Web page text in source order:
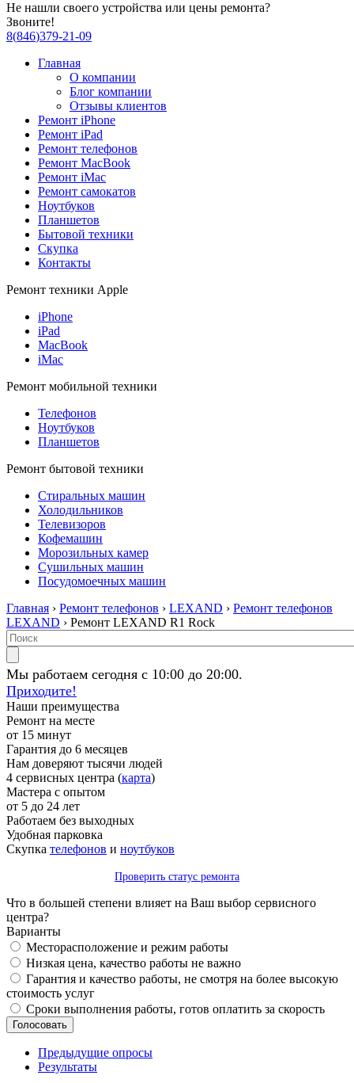
Не нашли своего устройства или цены ремонта?
Звоните!
8(846)379-21-09
Главная
О компании
Блог компании
Отзывы клиентов
Ремонт iPhone
Ремонт iPad
Ремонт телефонов
Ремонт MacBook
Ремонт iMac
Ремонт самокатов
Ноутбуков
Планшетов
Бытовой техники
Скупка
Контакты
Ремонт техники Apple
iPhone
iPad
MacBook
iMac
Ремонт мобильной техники
Телефонов
Ноутбуков
Планшетов
Ремонт бытовой техники
Стиральных машин
Холодильников
Телевизоров
Кофемашин
Морозильных камер
Сушильных машин
Посудомоечных машин
Главная › Ремонт телефонов › LEXAND › Ремонт телефонов
LEXAND › Ремонт LEXAND R1 Rock
Мы работаем сегодня с 10:00 до 20:00.
Приходите!
Наши преимущества
Ремонт на месте
от 15 минут
Гарантия до 6 месяцев
Нам доверяют тысячи людей
4 сервисных центра (карта)
Мастера с опытом
от 5 до 24 лет
Работаем без выходных
Удобная парковка
Скупка телефонов и ноутбуков
Проверить статус ремонта
Что в большей степени влияет на Ваш выбор сервисного
центра?
Варианты
Месторасположение и режим работы
Низкая цена, качество работы не важно
Гарантия и качество работы, не смотря на более высокую
стоимость услуг
Сроки выполнения работы, готов оплатить за скорость
Предыдущие опросы
Результаты